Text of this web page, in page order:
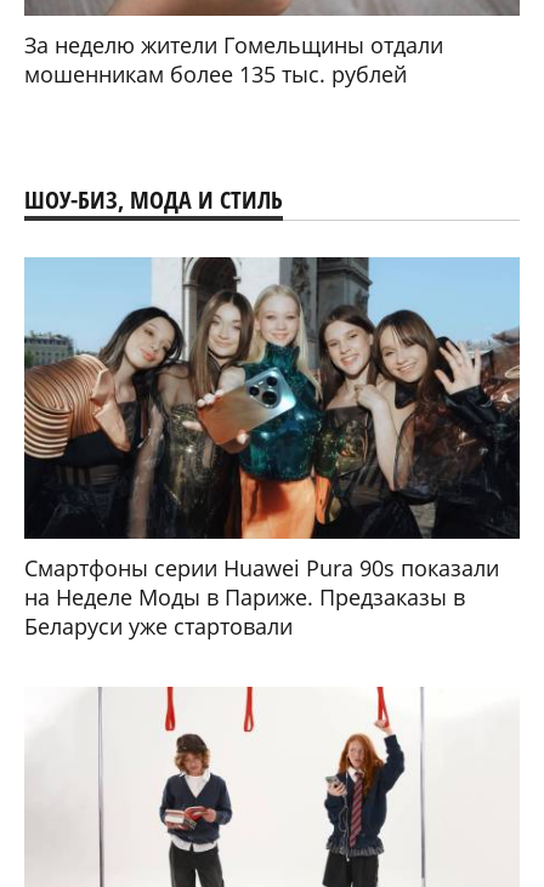
За неделю жители Гомельщины отдали
мошенникам более 135 тыс. рублей
ШОУ-БИЗ, МОДА И СТИЛЬ
Смартфоны серии Huawei Pura 90s показали
на Неделе Моды в Париже. Предзаказы в
Беларуси уже стартовали